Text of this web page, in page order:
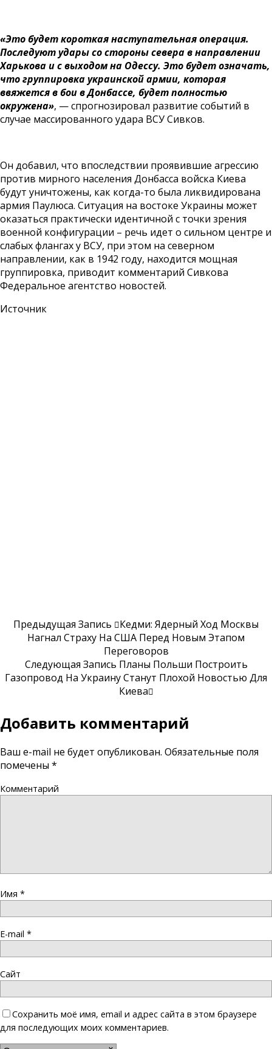
«Это будет короткая наступательная операция.
Последуют удары со стороны севера в направлении
Харькова и с выходом на Одессу. Это будет означать,
что группировка украинской армии, которая
ввяжется в бои в Донбассе, будет полностью
окружена», — спрогнозировал развитие событий в
случае массированного удара ВСУ Сивков.
Он добавил, что впоследствии проявившие агрессию
против мирного населения Донбасса войска Киева
будут уничтожены, как когда-то была ликвидирована
армия Паулюса. Ситуация на востоке Украины может
оказаться практически идентичной с точки зрения
военной конфигурации – речь идет о сильном центре и
слабых флангах у ВСУ, при этом на северном
направлении, как в 1942 году, находится мощная
группировка, приводит комментарий Сивкова
Федеральное агентство новостей.
Источник
Предыдущая Запись
Кедми: Ядерный Ход Москвы
Нагнал Страху На США Перед Новым Этапом
Переговоров
Следующая Запись Планы Польши Построить
Газопровод На Украину Станут Плохой Новостью Для
Киева
Добавить комментарий
Ваш e-mail не будет опубликован. Обязательные поля
помечены *
Комментарий
Имя *
E-mail *
Сайт
Сохранить моё имя, email и адрес сайта в этом браузере
для последующих моих комментариев.